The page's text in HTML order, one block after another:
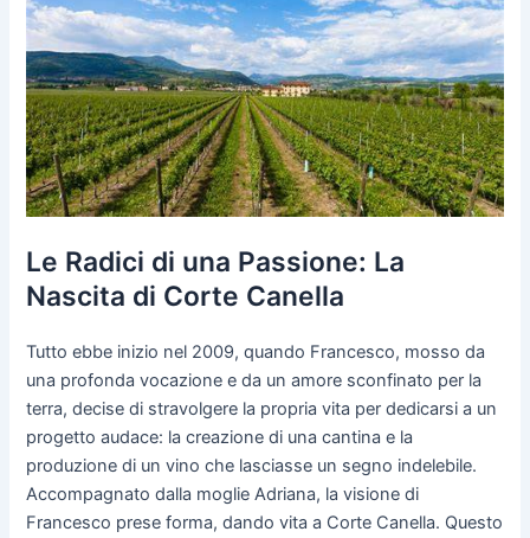
Le Radici di una Passione: La
Nascita di Corte Canella
Tutto ebbe inizio nel 2009, quando Francesco, mosso da
una profonda vocazione e da un amore sconfinato per la
terra, decise di stravolgere la propria vita per dedicarsi a un
progetto audace: la creazione di una cantina e la
produzione di un vino che lasciasse un segno indelebile.
Accompagnato dalla moglie Adriana, la visione di
Francesco prese forma, dando vita a Corte Canella. Questo